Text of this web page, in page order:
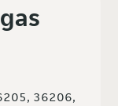
36206,